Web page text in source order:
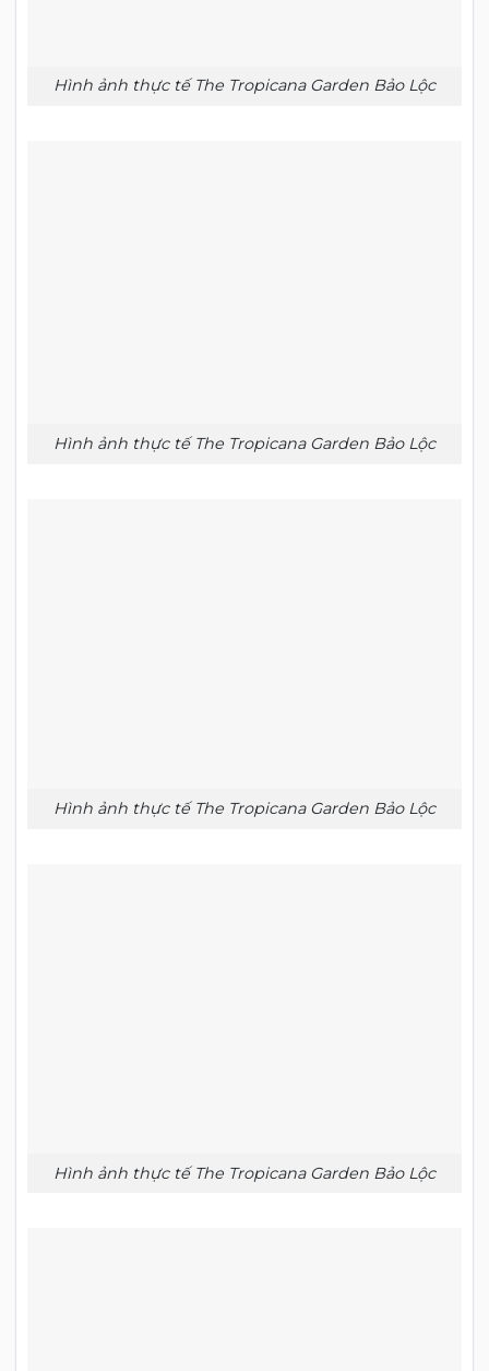
Hình ảnh thực tế The Tropicana Garden Bảo Lộc
Hình ảnh thực tế The Tropicana Garden Bảo Lộc
Hình ảnh thực tế The Tropicana Garden Bảo Lộc
Hình ảnh thực tế The Tropicana Garden Bảo Lộc